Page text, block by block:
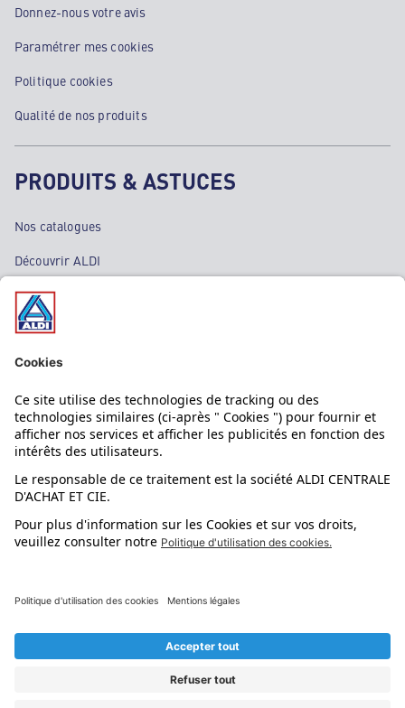
Donnez-nous votre avis
Paramétrer mes cookies
Politique cookies
Qualité de nos produits
PRODUITS & ASTUCES
Nos catalogues
Découvrir ALDI
Nos bons plans
Nos rayons
Nos marques
Nos astuces
Évènements
L'application mobile